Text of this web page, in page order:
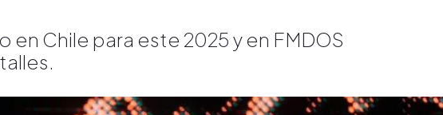
Chile para este 2025 y en FMDOS